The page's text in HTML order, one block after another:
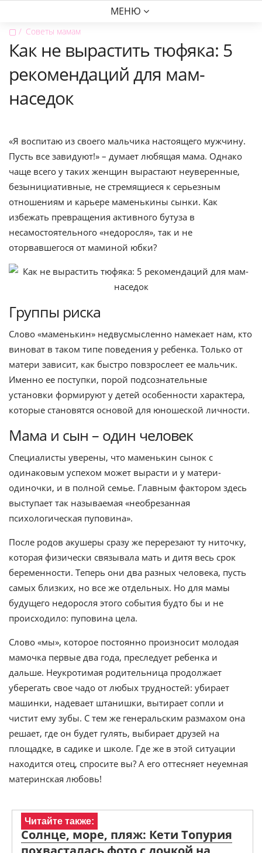
МЕНЮ
▢ Советы мамам
Как не вырастить тюфяка: 5
рекомендаций для мам-
наседок
«Я воспитаю из своего мальчика настоящего мужчину.
Пусть все завидуют!» – думает любящая мама. Однако
чаще всего у таких женщин вырастают неуверенные,
безынициативные, не стремящиеся к серьезным
отношениям и карьере маменькины сынки. Как
избежать превращения активного бутуза в
несамостоятельного «недоросля», так и не
оторвавшегося от маминой юбки?
Группы риска
Слово «маменькин» недвусмысленно намекает нам, кто
виноват в таком типе поведения у ребенка. Только от
матери зависит, как быстро повзрослеет ее мальчик.
Именно ее поступки, порой подсознательные
установки формируют у детей особенности характера,
которые становятся основой для юношеской личности.
Мама и сын – один человек
Специалисты уверены, что маменькин сынок с
одинаковым успехом может вырасти и у матери-
одиночки, и в полной семье. Главным фактором здесь
выступает так называемая «необрезанная
психологическая пуповина».
После родов акушеры сразу же перерезают ту ниточку,
которая физически связывала мать и дитя весь срок
беременности. Теперь они два разных человека, пусть
самых близких, но все же отдельных. Но для мамы
будущего недоросля этого события будто бы и не
происходило: пуповина цела.
Слово «мы», которое постоянно произносит молодая
мамочка первые два года, преследует ребенка и
дальше. Неукротимая родительница продолжает
уберегать свое чадо от любых трудностей: убирает
машинки, надевает штанишки, вытирает сопли и
чистит ему зубы. С тем же генеральским размахом она
решает, где он будет гулять, выбирает друзей на
площадке, в садике и школе. Где же в этой ситуации
находится отец, спросите вы? А его оттесняет неуемная
материнская любовь!
Читайте также:
Солнце, море, пляж: Кети Топурия